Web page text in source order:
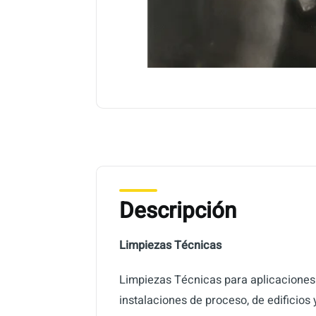
Descripción
Limpiezas Técnicas
Limpiezas Técnicas para
instalaciones de proceso, de edificios